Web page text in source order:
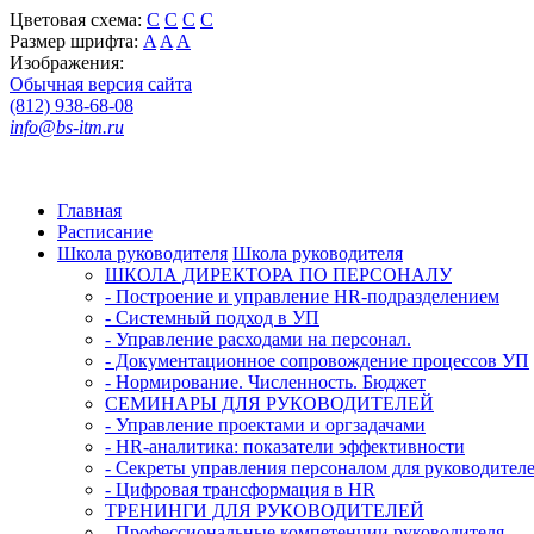
Цветовая схема: C C C C
Размер шрифта: A A A
Изображения:
Обычная версия сайта
(812) 938-68-08
info@bs-itm.ru
Главная
Расписание
Школа руководителя Школа руководителя
ШКОЛА ДИРЕКТОРА ПО ПЕРСОНАЛУ
- Построение и управление HR-подразделением
- Системный подход в УП
- Управление расходами на персонал.
- Документационное сопровождение процессов УП
- Нормирование. Численность. Бюджет
СЕМИНАРЫ ДЛЯ РУКОВОДИТЕЛЕЙ
- Управление проектами и оргзадачами
- HR-аналитика: показатели эффективности
- Секреты управления персоналом для
- Цифровая трансформация в HR
ТРЕНИНГИ ДЛЯ РУКОВОДИТЕЛЕЙ